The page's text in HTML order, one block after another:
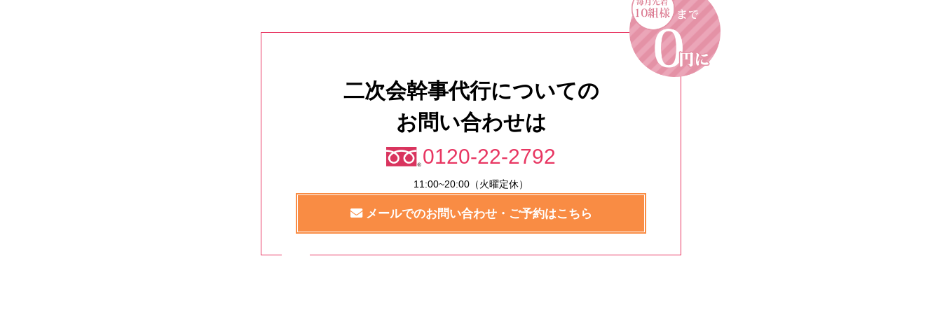
二次会幹事代行についての
お問い合わせは
0120-22-2792
11:00~20:00（火曜定休）
メールでのお問い合わせ・ご予約はこちら